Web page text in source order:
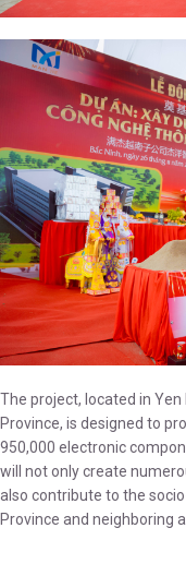
The project, located in Yen
Province, is designed to
950,000 electronic
will not only create
also contribute to the
Province and neighboring